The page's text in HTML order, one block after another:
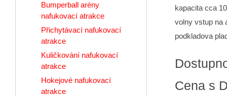
kapacita cca
volny vstup na
podkladova
Cena s
Bumperball arény
nafukovací atrakce
Přichytávací nafukovací
atrakce
Kuličkování nafukovací
atrakce
Hokejové nafukovací
atrakce